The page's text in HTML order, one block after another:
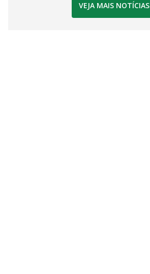
VEJA MAIS NOTÍCIAS